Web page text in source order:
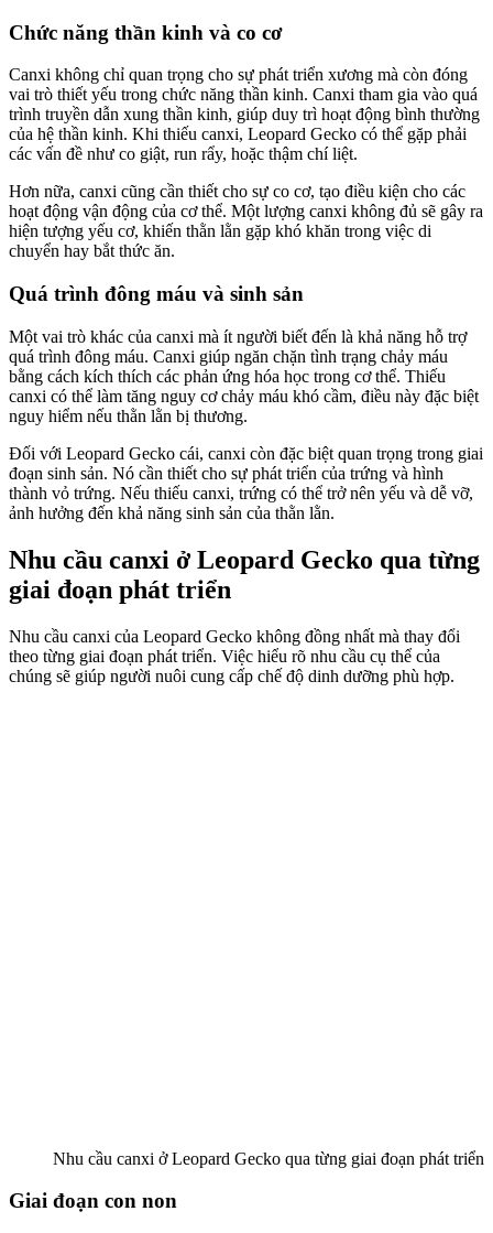
Chức năng thần kinh và co cơ
Canxi không chỉ quan trọng cho sự phát triển xương mà còn đóng
vai trò thiết yếu trong chức năng thần kinh. Canxi tham gia vào quá
trình truyền dẫn xung thần kinh, giúp duy trì hoạt động bình thường
của hệ thần kinh. Khi thiếu canxi, Leopard Gecko có thể gặp phải
các vấn đề như co giật, run rẩy, hoặc thậm chí liệt.
Hơn nữa, canxi cũng cần thiết cho sự co cơ, tạo điều kiện cho các
hoạt động vận động của cơ thể. Một lượng canxi không đủ sẽ gây ra
hiện tượng yếu cơ, khiến thằn lằn gặp khó khăn trong việc di
chuyển hay bắt thức ăn.
Quá trình đông máu và sinh sản
Một vai trò khác của canxi mà ít người biết đến là khả năng hỗ trợ
quá trình đông máu. Canxi giúp ngăn chặn tình trạng chảy máu
bằng cách kích thích các phản ứng hóa học trong cơ thể. Thiếu
canxi có thể làm tăng nguy cơ chảy máu khó cầm, điều này đặc biệt
nguy hiểm nếu thằn lằn bị thương.
Đối với Leopard Gecko cái, canxi còn đặc biệt quan trọng trong giai
đoạn sinh sản. Nó cần thiết cho sự phát triển của trứng và hình
thành vỏ trứng. Nếu thiếu canxi, trứng có thể trở nên yếu và dễ vỡ,
ảnh hưởng đến khả năng sinh sản của thằn lằn.
Nhu cầu canxi ở Leopard Gecko qua từng
giai đoạn phát triển
Nhu cầu canxi của Leopard Gecko không đồng nhất mà thay đổi
theo từng giai đoạn phát triển. Việc hiểu rõ nhu cầu cụ thể của
chúng sẽ giúp người nuôi cung cấp chế độ dinh dưỡng phù hợp.
Nhu cầu canxi ở Leopard Gecko qua từng giai đoạn phát triển
Giai đoạn con non